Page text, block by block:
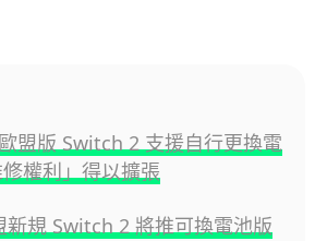
盟版 Switch 2 支援自行更換電
權利」得以擴張
新規 Switch 2 將推可換電池版